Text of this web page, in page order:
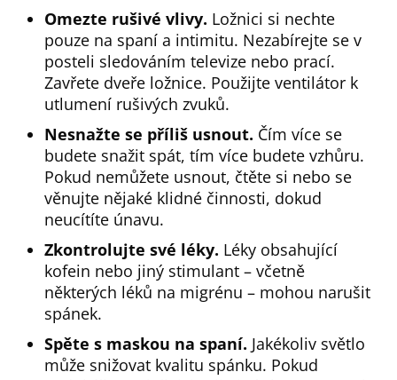
Omezte rušivé vlivy. Ložnici si nechte
pouze na spaní a intimitu. Nezabírejte se v
posteli sledováním televize nebo prací.
Zavřete dveře ložnice. Použijte ventilátor k
utlumení rušivých zvuků.
Nesnažte se příliš usnout. Čím více se
budete snažit spát, tím více budete vzhůru.
Pokud nemůžete usnout, čtěte si nebo se
věnujte nějaké klidné činnosti, dokud
neucítíte únavu.
Zkontrolujte své léky. Léky obsahující
kofein nebo jiný stimulant – včetně
některých léků na migrénu – mohou narušit
spánek.
Spěte s maskou na spaní. Jakékoliv světlo
může snižovat kvalitu spánku. Pokud